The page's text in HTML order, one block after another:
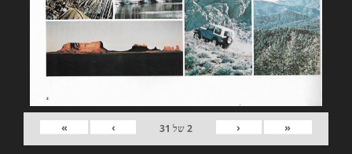
«
‹
2של 31
›
»